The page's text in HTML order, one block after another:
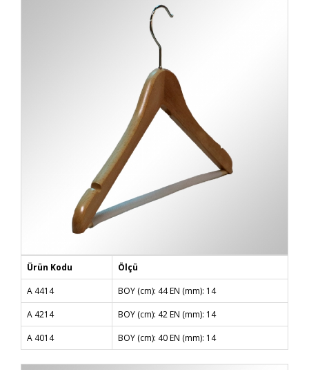
Ürün Kodu
Ölçü
A 4414
BOY (cm): 44 EN (mm): 14
A 4214
BOY (cm): 42 EN (mm): 14
A 4014
BOY (cm): 40 EN (mm): 14